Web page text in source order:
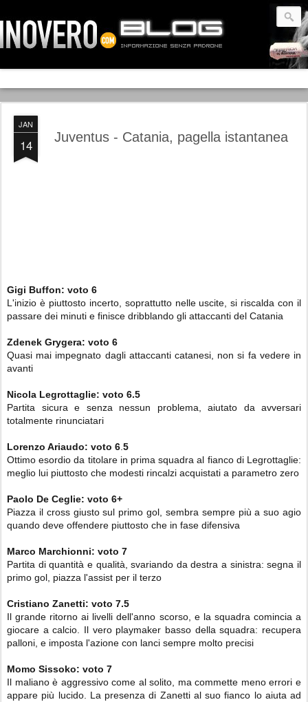
JAN
14 Juventus - Catania, pagella istantanea
Gigi Buffon: voto 6
L'inizio è piuttosto incerto, soprattutto nelle uscite, si riscalda con il
passare dei minuti e finisce dribblando gli attaccanti del Catania
Zdenek Grygera: voto 6
Quasi mai impegnato dagli attaccanti catanesi, non si fa vedere in
avanti
Nicola Legrottaglie: voto 6.5
Partita sicura e senza nessun problema, aiutato da avversari
totalmente rinunciatari
Lorenzo Ariaudo: voto 6 5
Ottimo esordio da titolare in prima squadra al fianco di Legrottaglie:
meglio lui piuttosto che modesti rincalzi acquistati a parametro zero
Paolo De Ceglie: voto 6+
Piazza il cross giusto sul primo gol, sembra sempre più a suo agio
quando deve offendere piuttosto che in fase difensiva
Marco Marchionni: voto 7
Partita di quantità e qualità, svariando da destra a sinistra: segna il
primo gol, piazza l'assist per il terzo
Cristiano Zanetti: voto 7.5
Il grande ritorno ai livelli dell'anno scorso, e la squadra comincia a
giocare a calcio. Il vero playmaker basso della squadra: recupera
palloni, e imposta l'azione con lanci sempre molto precisi
Momo Sissoko: voto 7
Il maliano è aggressivo come al solito, ma commette meno errori e
appare più lucido. La presenza di Zanetti al suo fianco lo aiuta ad